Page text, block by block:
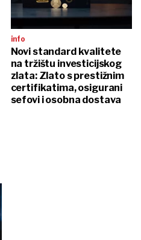
info
Novi standard kvalitete
na tržištu investicijskog
zlata: Zlato s prestižnim
certifikatima, osigurani
sefovi i osobna dostava